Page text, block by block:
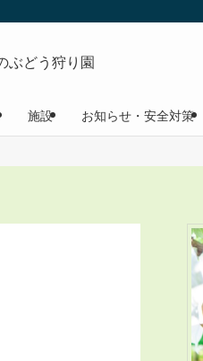
施設 お知らせ・安全対策